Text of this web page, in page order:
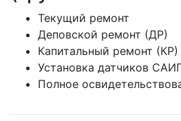
Текущий ремонт
Деповской ремонт (ДР)
Капитальный ремонт (КР)
Установка датчиков
Полное